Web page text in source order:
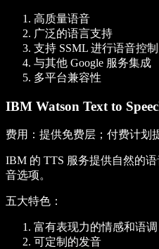
高质量语音
广泛的语言支持
支持 SSML 进行语音控制
与其他 Google 服务集成
多平台兼容性
IBM Watson Text to
费用 ：提供免费层；付费计划
IBM 的 TTS 服务提供自然的
音选项。
五大特色 ：
富有表现力的情感和语调
可定制的发音